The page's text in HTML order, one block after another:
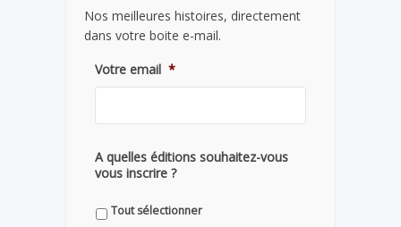
Nos meilleures histoires, directement
dans votre boite e-mail.
Votre email *
A quelles éditions souhaitez-vous
vous inscrire ?
Tout sélectionner